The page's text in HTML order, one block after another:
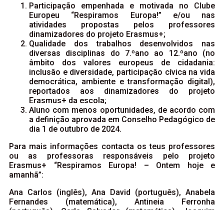
Participação empenhada e motivada no Clube
Europeu “Respiramos Europa!” e/ou nas
atividades propostas pelos professores
dinamizadores do projeto Erasmus+;
Qualidade dos trabalhos desenvolvidos nas
diversas disciplinas do 7.ºano ao 12.ºano (no
âmbito dos valores europeus de cidadania:
inclusão e diversidade, participação cívica na vida
democrática, ambiente e transformação digital),
reportados aos dinamizadores do projeto
Erasmus+ da escola;
Aluno com menos oportunidades, de acordo com
a definição aprovada em Conselho Pedagógico de
dia 1 de outubro de 2024.
Para mais informações contacta os teus professores
ou as professoras responsáveis pelo projeto
Erasmus+ “Respiramos Europa! – Ontem hoje e
amanhã”:
Ana Carlos (inglês), Ana David (português), Anabela
Fernandes (matemática), Antineia Ferronha